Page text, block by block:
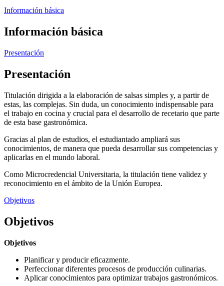
Información básica
Información básica
Presentación
Presentación
Titulación dirigida a la elaboración de salsas simples y, a partir de
estas, las complejas. Sin duda, un conocimiento indispensable para
el trabajo en cocina y crucial para el desarrollo de recetario que parte
de esta base gastronómica.
Gracias al plan de estudios, el estudiantado ampliará sus
conocimientos, de manera que pueda desarrollar sus competencias y
aplicarlas en el mundo laboral.
Como Microcredencial Universitaria, la titulación tiene validez y
reconocimiento en el ámbito de la Unión Europea.
Objetivos
Objetivos
Objetivos
Planificar y producir eficazmente.
Perfeccionar diferentes procesos de producción culinarias.
Aplicar conocimientos para optimizar trabajos gastronómicos.